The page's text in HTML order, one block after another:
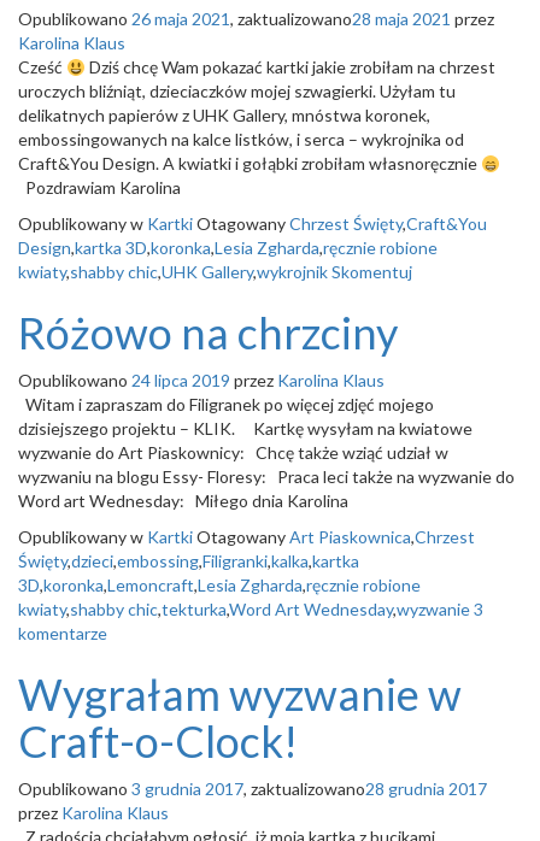
Opublikowano 26 maja 2021, zaktualizowano28 maja 2021 przez
Karolina Klaus
Cześć
Dziś chcę Wam pokazać kartki jakie zrobiłam na chrzest
uroczych bliźniąt, dzieciaczków mojej szwagierki. Użyłam tu
delikatnych papierów z UHK Gallery, mnóstwa koronek,
embossingowanych na kalce listków, i serca – wykrojnika od
Craft&You Design. A kwiatki i gołąbki zrobiłam własnoręcznie
Pozdrawiam Karolina
Opublikowany w KartkiOtagowanyChrzest Święty,Craft&You
Design,kartka 3D,koronka,Lesia Zgharda,ręcznie robione
kwiaty,shabby chic,UHK Gallery,wykrojnikSkomentuj
Różowo na chrzciny
Opublikowano 24 lipca 2019 przez Karolina Klaus
Witam i zapraszam do Filigranek po więcej zdjęć mojego
dzisiejszego projektu – KLIK. Kartkę wysyłam na kwiatowe
wyzwanie do Art Piaskownicy: Chcę także wziąć udział w
wyzwaniu na blogu Essy- Floresy: Praca leci także na wyzwanie do
Word art Wednesday: Miłego dnia Karolina
Opublikowany w KartkiOtagowanyArt Piaskownica,Chrzest
Święty,dzieci,embossing,Filigranki,kalka,kartka
3D,koronka,Lemoncraft,Lesia Zgharda,ręcznie robione
kwiaty,shabby chic,tekturka,Word Art Wednesday,wyzwanie3
komentarze
Wygrałam wyzwanie w
Craft-o-Clock!
Opublikowano 3 grudnia 2017, zaktualizowano28 grudnia 2017
przez Karolina Klaus